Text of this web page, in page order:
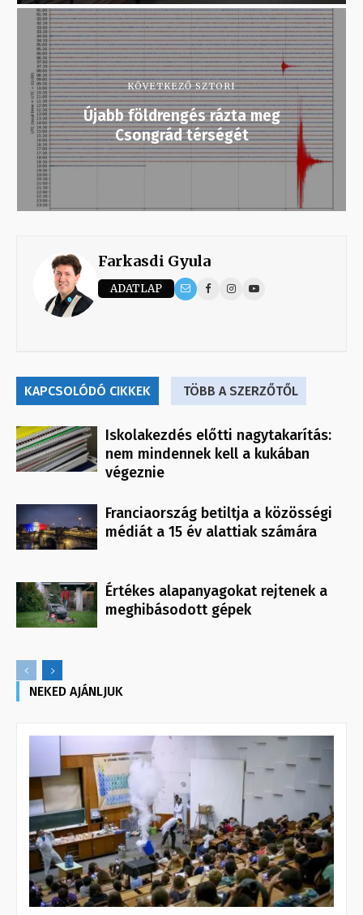
KÖVETKEZŐ SZTORI
Újabb földrengés rázta meg
Csongrád térségét
Farkasdi Gyula
ADATLAP
KAPCSOLÓDÓ CIKKEK TÖBB A SZERZŐTŐL
Iskolakezdés előtti nagytakarítás:
nem mindennek kell a kukában
végeznie
Franciaország betiltja a közösségi
médiát a 15 év alattiak számára
Értékes alapanyagokat rejtenek a
meghibásodott gépek
NEKED AJÁNLJUK